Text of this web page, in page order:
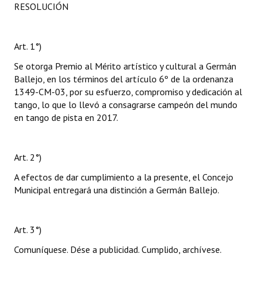
RESOLUCIÓN
Art. 1°)
Se otorga Premio al Mérito artístico y cultural a Germán
Ballejo, en los términos del artículo 6º de la ordenanza
1349-CM-03, por su esfuerzo, compromiso y dedicación al
tango, lo que lo llevó a consagrarse campeón del mundo
en tango de pista en 2017.
Art. 2°)
A efectos de dar cumplimiento a la presente, el Concejo
Municipal entregará una distinción a Germán Ballejo.
Art. 3°)
Comuníquese. Dése a publicidad. Cumplido, archívese.